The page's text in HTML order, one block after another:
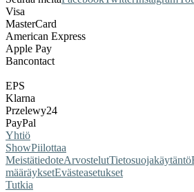
Visa
MasterCard
American Express
Apple Pay
Bancontact
EPS
Klarna
Przelewy24
PayPal
Yhtiö
ShowPiilottaa
MeistätiedoteArvostelutTietosuojakäytäntö
määräyksetEvästeasetukset
Tutkia